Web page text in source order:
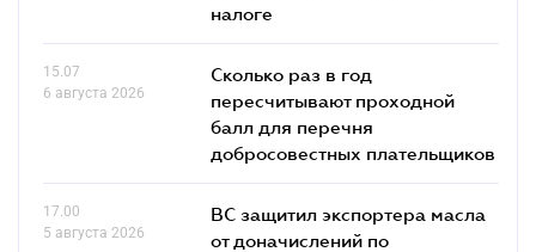
налоге
15.07
6 августа 2026
Сколько раз в год
пересчитывают проходной
балл для перечня
добросовестных плательщиков
17.00
5 августа 2026
ВС защитил экспортера масла
от доначислений по